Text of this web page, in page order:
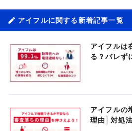
アイフルに関する新着記事一覧
アイフルは
る？バレず
アイフルの
理由│対処